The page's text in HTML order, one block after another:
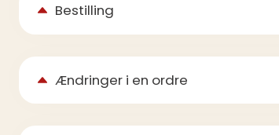
Bestilling
Ændringer i en ordre